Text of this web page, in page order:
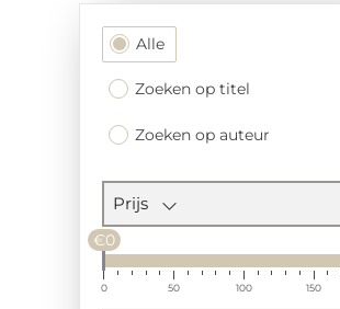
Filtersectie
Alle
Zoeken op titel
Zoeken op auteur
Prijs
€0
0 50 100 150